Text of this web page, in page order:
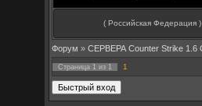
( Российская Федерация )
Форум » СЕРВЕРА Counter Strike 1.6
Страница 1 из 1 1